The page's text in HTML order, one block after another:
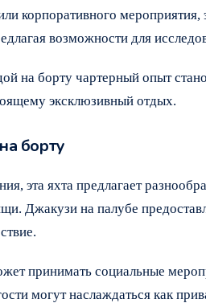
корпоративного
возможности для
на борту чартерный опыт
эксклюзивный отдых.
борту
эта яхта предлагает
Джакузи на палубе
принимать социальные
могут наслаждаться как